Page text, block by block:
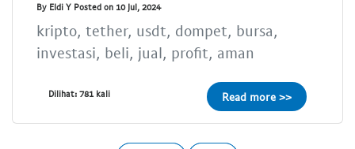
By Eldi Y Posted on 10 Jul, 2024
kripto, tether, usdt, dompet, bursa,
investasi, beli, jual, profit, aman
Dilihat: 781 kali Read more >>